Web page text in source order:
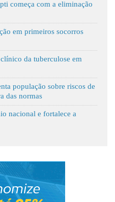
começa com a eliminação
em primeiros socorros
da tuberculose em
população sobre riscos de
das normas
nacional e fortalece a